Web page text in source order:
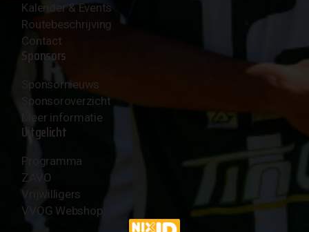
Kalender & Events
Routebeschrijving
Contact
Sponsors
Sponsornieuws
Sponsoroverzicht
Meer informatie
Uitgelicht
Programma
ZAVO
Vrijwilligers
VVOG Webshop